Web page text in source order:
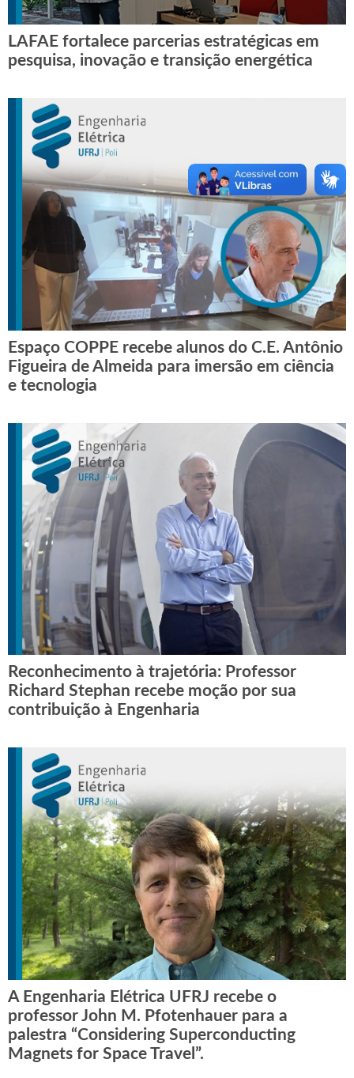
LAFAE fortalece parcerias estratégicas em
pesquisa, inovação e transição energética
Espaço COPPE recebe alunos do C.E. Antônio
Figueira de Almeida para imersão em ciência
e tecnologia
Reconhecimento à trajetória: Professor
Richard Stephan recebe moção por sua
contribuição à Engenharia
A Engenharia Elétrica UFRJ recebe o
professor John M. Pfotenhauer para a
palestra “Considering Superconducting
Magnets for Space Travel”.